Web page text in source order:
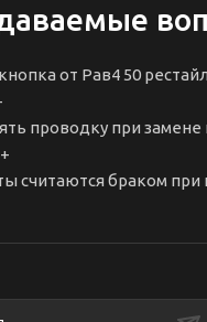
от Рав4 50
проводку при замене
+
считаются браком при